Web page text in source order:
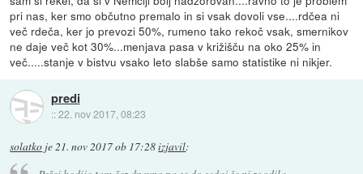
pri nas, ker smo občutno premalo in si vsak dovoli vse....rdčea ni
več rdeča, ker jo prevozi 50%, rumeno tako rekoč vsak, smernikov
ne daje več kot 30%...menjava pasa v križišču na oko 25% in
več.....stanje v bistvu vsako leto slabše samo statistike ni nikjer.
predi
::22. nov 2017, 08:23
solatko je21. nov 2017 ob 17:28izjavil: